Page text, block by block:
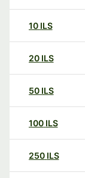
10 ILS
20 ILS
50 ILS
100 ILS
250 ILS